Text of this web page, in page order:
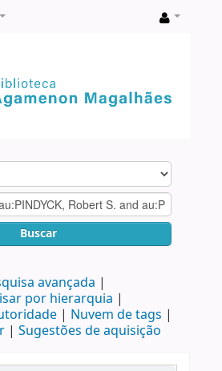
Buscar
avançada
por hierarquia
Nuvem de tags
Sugestões de aquisição